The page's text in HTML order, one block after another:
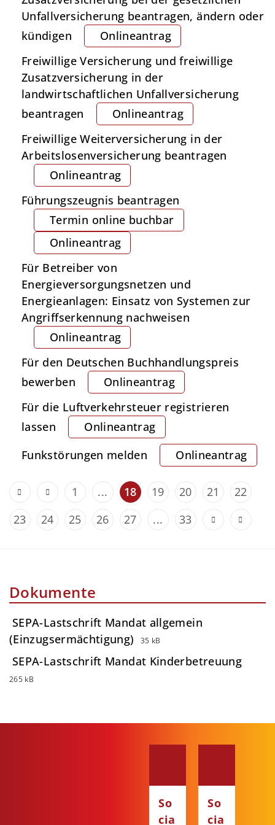
Unfallversicherung beantragen, ändern oder
kündigen
Onlineantrag
Freiwillige Versicherung und freiwillige
Zusatzversicherung in der
landwirtschaftlichen Unfallversicherung
beantragen
Onlineantrag
Freiwillige Weiterversicherung in der
Arbeitslosenversicherung beantragen
Onlineantrag
Führungszeugnis beantragen
Termin online buchbar
Onlineantrag
Für Betreiber von
Energieversorgungsnetzen und
Energieanlagen: Einsatz von Systemen zur
Angriffserkennung nachweisen
Onlineantrag
Für den Deutschen Buchhandlungspreis
bewerben
Onlineantrag
Für die Luftverkehrsteuer registrieren
lassen
Onlineantrag
Funkstörungen melden
Onlineantrag
1 ... 18 19 20 21
22
23
24 25 26 27 ... 33
Dokumente
SEPA-Lastschrift Mandat allgemein
(Einzugsermächtigung)
35 kB
SEPA-Lastschrift Mandat Kinderbetreuung
265 kB
So
cia
So
cia